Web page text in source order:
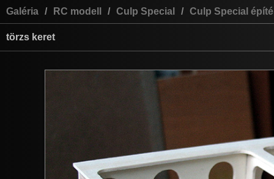
Galéria / RC modell / Culp Special / Culp Special
törzs keret